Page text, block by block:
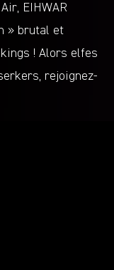
EIHWAR
» brutal et
! Alors elfes
rejoignez-